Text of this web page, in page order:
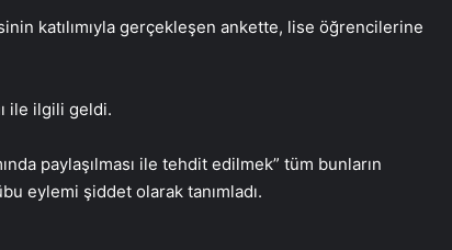
katılımıyla gerçekleşen ankette, lise öğrencilerine
ile ilgili geldi.
paylaşılması ile tehdit edilmek” tüm bunların
bu eylemi şiddet olarak tanımladı.